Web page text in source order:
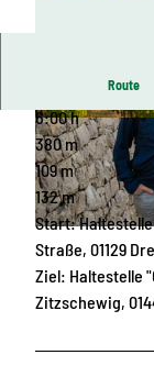
© Max Schroeder, Weingut
Route
6:00 h
380 m
109 m
132 m
Start:
Straße, 01129
Ziel: Haltestelle
Zitzschewig,